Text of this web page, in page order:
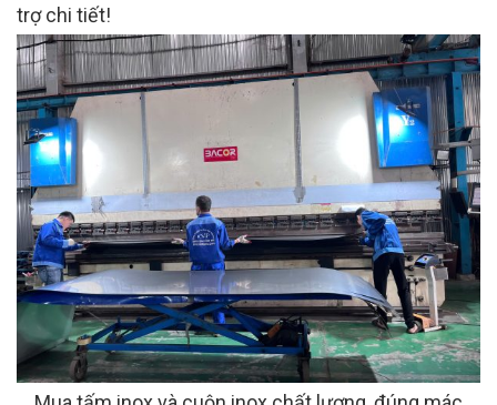
trợ chi tiết!